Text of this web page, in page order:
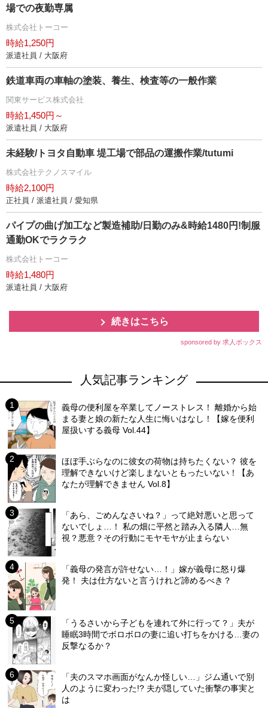
場での夜勤専属
株式会社トーコー
時給1,250円
派遣社員 / 大阪府
鉄道車両の車軸の塗装、養生、検査等の一般作業
関東サービス株式会社
時給1,450円～
派遣社員 / 大阪府
未経験/トヨタ自動車 堤工場で部品の運搬作業/tutumi
株式会社テクノスマイル
時給2,100円
正社員 / 派遣社員 / 愛知県
パイプの曲げ加工など製造補助/日勤のみ&時給1480円!制服
通勤OKでラクラク
株式会社トーコー
時給1,480円
派遣社員 / 大阪府
続きはこちら
sponsored by 求人ボックス
人気記事ランキング
義母の便利屋を卒業してノーストレス！ 離婚から始
まる妻と娘の新たな人生に悔いはなし！【嫁を便利
屋扱いする義母 Vol.44】
ほぼ手ぶらなのに彼女の荷物は持ちたくない？ 彼を
理解できないけど楽しまないともったいない！【あ
なたが理解できません Vol.8】
「あら、ごめんなさいね？」って絶対悪いと思って
ないでしょ…！ 私の畑に平然と踏み入る隣人…無
視？悪意？その行動にモヤモヤが止まらない
「義母の発言が許せない…！」嫁が義母に怒り爆
発！ 夫は仕方ないと言うけれど諦めるべき？
「うるさいから子どもを連れて外に行って？」夫が
睡眠3時間でボロボロの妻に追い打ちをかける…妻の
反撃なるか？
「夫のスマホ画面がなんか怪しい…」ジム通いで別
人のように変わった!? 夫が隠していた衝撃の事実と
は